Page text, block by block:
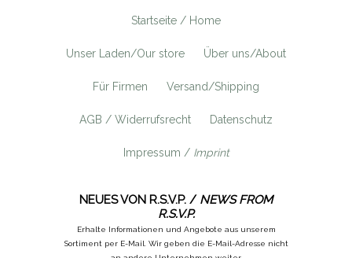
Startseite / Home
Unser Laden/Our store Über uns/About
Für Firmen Versand/Shipping
AGB / Widerrufsrecht Datenschutz
Impressum / Imprint
NEUES VON R.S.V.P. / NEWS FROM
R.S.V.P.
Erhalte Informationen und Angebote aus unserem
Sortiment per E-Mail. Wir geben die E-Mail-Adresse nicht